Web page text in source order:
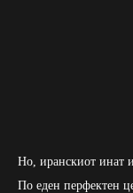
Но, иранскиот инат
По еден перфектен